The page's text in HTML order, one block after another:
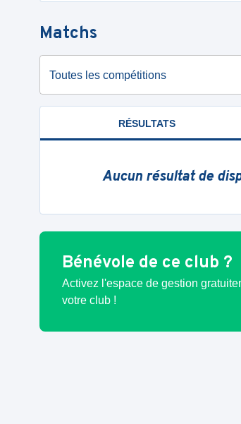
Matchs
Toutes les compétitions
RÉSULTATS
Aucun résultat de
Bénévole de ce club ?
Activez l'espace de gestion
votre club !